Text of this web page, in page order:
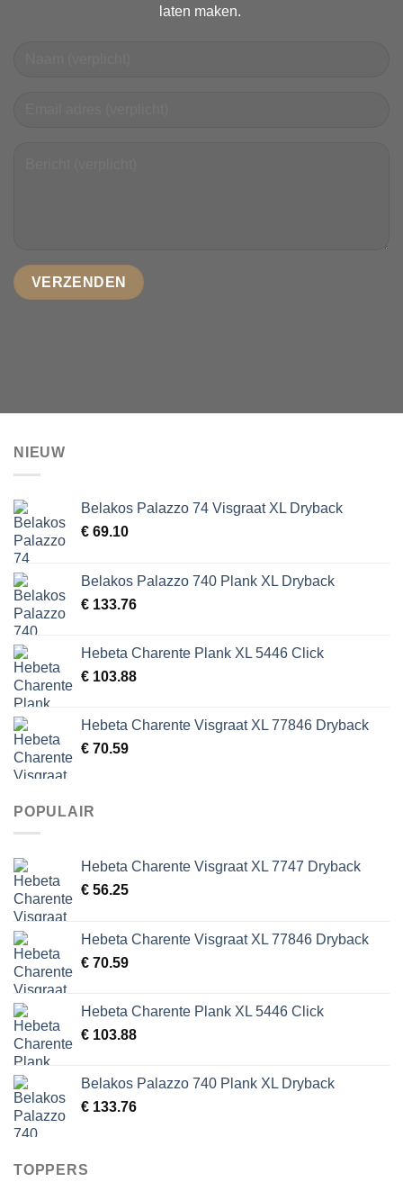
laten maken.
NIEUW
Belakos Palazzo 74 Visgraat XL Dryback
€ 69.10
Belakos Palazzo 740 Plank XL Dryback
€ 133.76
Hebeta Charente Plank XL 5446 Click
€ 103.88
Hebeta Charente Visgraat XL 77846 Dryback
€ 70.59
POPULAIR
Hebeta Charente Visgraat XL 7747 Dryback
€ 56.25
Hebeta Charente Visgraat XL 77846 Dryback
€ 70.59
Hebeta Charente Plank XL 5446 Click
€ 103.88
Belakos Palazzo 740 Plank XL Dryback
€ 133.76
TOPPERS